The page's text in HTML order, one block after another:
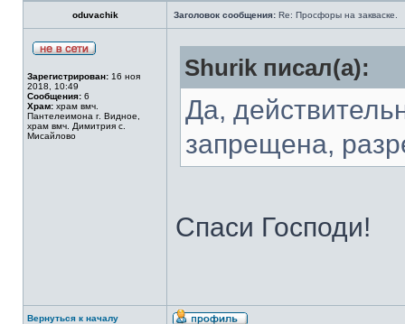
oduvachik Заголовок сообщения: Re: Просфоры на закваске.
Зарегистрирован: 16 ноя
2018, 10:49
Сообщения: 6
Храм: храм вмч.
Пантелеимона г. Видное,
храм вмч. Димитрия с.
Мисайлово
Shurik писал(а):
Да,
запрещена,
Спаси Господи!
Вернуться к началу